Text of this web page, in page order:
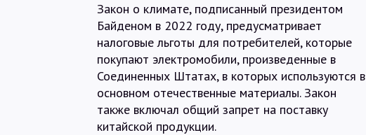
Закон о климате, подписанный президентом
Байденом в 2022 году, предусматривает
налоговые льготы для потребителей, которые
покупают электромобили, произведенные в
Соединенных Штатах, в которых используются в
основном отечественные материалы. Закон
также включал общий запрет на поставку
китайской продукции.